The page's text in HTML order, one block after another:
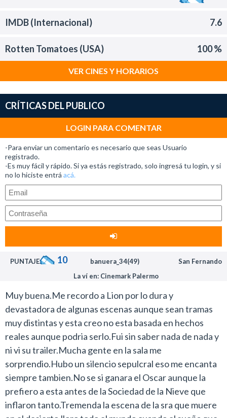
IMDB (Internacional) 7.6
Rotten Tomatoes (USA) 100 %
VER CINES Y HORARIOS
CRÍTICAS DEL PUBLICO
LOGIN PARA COMENTAR
-Para enviar un comentario es necesario que seas Usuario
registrado.
-Es muy fácil y rápido. Si ya estás registrado, solo ingresá tu login, y si
no lo hiciste entrá acá.
PUNTAJE: 10 banuera_34(49)
San Fernando
La ví en: Cinemark Palermo
Muy buena.Me recordo a Lion por lo dura y
devastadora de algunas escenas aunque sean tramas
muy distintas y esta creo no esta basada en hechos
reales aunque podria serlo.Fui sin saber nada de nada y
ni vi su trailer.Mucha gente en la sala me
sorprendio.Hubo un silencio sepulcral eso me encanta
siempre tambien.No se si ganara el Oscar aunque la
prefiero a esta antes de la Sociedad de la Nieve que
inflaron tanto.Tremenda la escena de la sra que muere